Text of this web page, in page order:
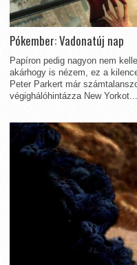
Pókember: Vadonatúj nap
Papíron pedig nagyon nem
akárhogy is nézem, ez a
Peter Parkert már
végighálóhintázza New Yorkot...